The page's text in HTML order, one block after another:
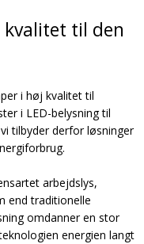
kvalitet til den
i høj kvalitet til
i LED-belysning til
tilbyder derfor løsninger
arbejdslys,
end traditionelle
omdanner en stor
energien langt